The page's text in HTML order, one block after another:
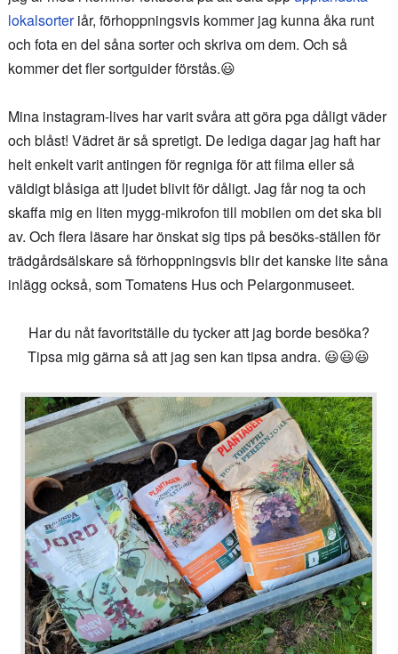
lokalsorteriår, förhoppningsvis kommer jag kunna åka runt
och fota en del såna sorter och skriva om dem. Och så
kommer det fler sortguider förstås.😃
Mina instagram-lives har varit svåra att göra pga dåligt väder
och blåst! Vädret är så spretigt. De lediga dagar jag haft har
helt enkelt varit antingen för regniga för att filma eller så
väldigt blåsiga att ljudet blivit för dåligt. Jag får nog ta och
skaffa mig en liten mygg-mikrofon till mobilen om det ska bli
av. Och flera läsare har önskat sig tips på besöks-ställen för
trädgårdsälskare så förhoppningsvis blir det kanske lite såna
inlägg också, som Tomatens Hus och Pelargonmuseet.
Har du nåt favoritställe du tycker att jag borde besöka?
Tipsa mig gärna så att jag sen kan tipsa andra. 😃😃😃